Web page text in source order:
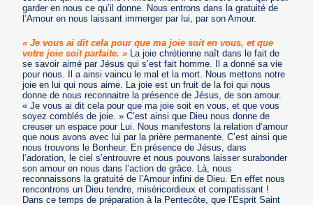
garder en nous ce qu’il donne. Nous entrons dans la gratuité de
l’Amour en nous laissant immerger par lui, par son Amour.
« Je vous ai dit cela pour que ma joie soit en vous, et que
votre joie soit parfaite. » La joie chrétienne naît dans le fait de
se savoir aimé par Jésus qui s’est fait homme. Il a donné sa vie
pour nous. Il a ainsi vaincu le mal et la mort. Nous mettons notre
joie en lui qui nous aime. La joie est un fruit de la foi qui nous
donne de nous reconnaitre la présence de Jésus, de son amour.
« Je vous ai dit cela pour que ma joie soit en vous, et que vous
soyez comblés de joie. » C’est ainsi que Dieu nous donne de
creuser un espace pour Lui. Nous manifestons la relation d’amour
que nous avons avec lui par la prière permanente. C’est ainsi que
nous trouvons le Bonheur. En présence de Jésus, dans
l’adoration, le ciel s’entrouvre et nous pouvons laisser surabonder
son amour en nous dans l’action de grâce. Là, nous
reconnaissons la gratuité de l’Amour infini de Dieu. En effet nous
rencontrons un Dieu tendre, miséricordieux et compatissant !
Dans ce temps de préparation à la Pentecôte, que l’Esprit Saint